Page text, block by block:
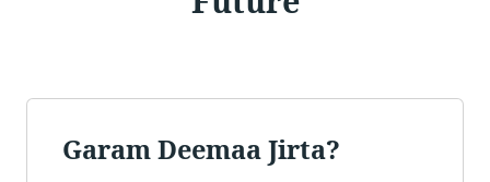
Garam Deemaa Jirta?